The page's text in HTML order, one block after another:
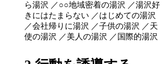
ら湯沢 ／○○地域密着の湯沢 ／湯沢好
きにはたまらない ／はじめての湯沢
／会社帰りに湯沢 ／子供の湯沢 ／天
使の湯沢 ／美人の湯沢 ／国際的湯沢